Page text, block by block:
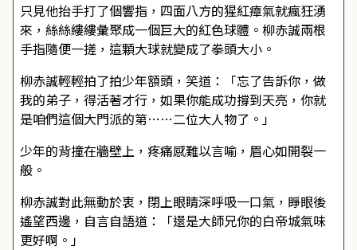
只見他抬手打了個響指，四面八方的猩紅瘴氣就瘋狂湧
來，絲絲縷縷彙聚成一個巨大的紅色球體。柳赤誠兩根
手指隨便一搓，這顆大球就變成了拳頭大小。
柳赤誠輕輕拍了拍少年額頭，笑道：「忘了告訴你，做
我的弟子，得活著才行，如果你能成功撐到天亮，你就
是咱們這個大門派的第……二位大人物了。」
少年的背撞在牆壁上，疼痛感難以言喻，眉心如開裂一
般。
柳赤誠對此無動於衷，閉上眼睛深呼吸一口氣，睜眼後
遙望西邊，自言自語道：「還是大師兄你的白帝城氣味
更好啊。」